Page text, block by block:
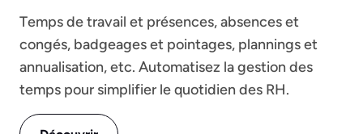
Temps de travail et présences, absences et
congés, badgeages et pointages, plannings et
annualisation, etc. Automatisez la gestion des
temps pour simplifier le quotidien des RH.